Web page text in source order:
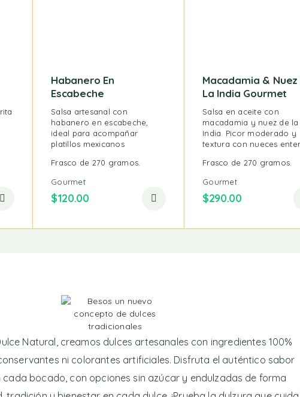
Habanero En
Escabeche
Salsa artesanal con
habanero en escabeche,
ideal para acompañar
platillos mexicanos
Frasco de 270 gramos.
Gourmet
$120.00
Macadamia & Nuez
La India Gourmet
Salsa en aceite con
macadamia y nuez de la
India. Picor moderado y
textura con nueces
Frasco de 270 gramos.
Gourmet
$290.00
Natural, creamos dulces artesanales con ingredientes 100%
ni colorantes artificiales. Disfruta el auténtico sabor
cada bocado, con opciones sin azúcar y endulzadas de forma